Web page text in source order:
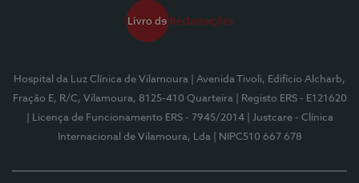
Hospital da Luz Clínica de Vilamoura
| Avenida Tivoli, Edifício Alcharb,
Fração E, R/C, Vilamoura, 8125-410 Quarteira
| Registo ERS - E121620
| Licença de Funcionamento ERS - 7945/2014
| Justcare - Clínica
Internacional de Vilamoura, Lda
| NIPC510 667 678